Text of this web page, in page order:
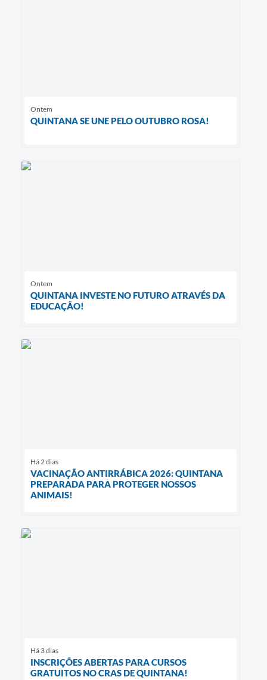
Ontem
QUINTANA SE UNE PELO OUTUBRO ROSA!
Ontem
QUINTANA INVESTE NO FUTURO ATRAVÉS DA
EDUCAÇÃO!
Há 2 dias
VACINAÇÃO ANTIRRÁBICA 2026: QUINTANA
PREPARADA PARA PROTEGER NOSSOS
ANIMAIS!
Há 3 dias
INSCRIÇÕES ABERTAS PARA CURSOS
GRATUITOS NO CRAS DE QUINTANA!